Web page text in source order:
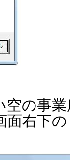
空の事
面右下